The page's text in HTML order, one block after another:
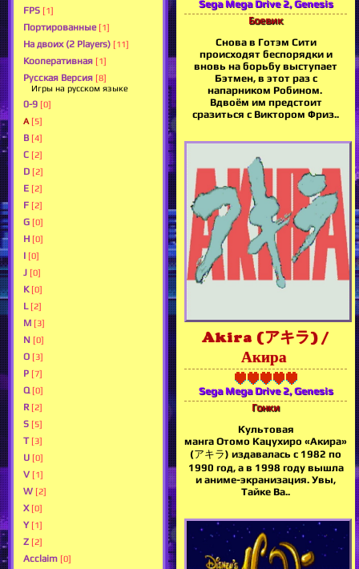
FPS [1]
Портированные [1]
На двоих (2 Players) [11]
Кооперативная [1]
Русская Версия [8]
Игры на русском языке
0-9 [0]
A [5]
B [4]
C [2]
D [2]
E [2]
F [2]
G [0]
H [0]
I [0]
J [0]
K [0]
L [2]
M [3]
N [0]
O [3]
P [7]
Q [0]
R [2]
S [5]
T [3]
U [0]
V [1]
W [2]
X [0]
Y [1]
Z [2]
Acclaim [0]
Sega Mega Drive 2, Genesis
Боевик
Снова в Готэм Сити
происходят беспорядки и
вновь на борьбу выступает
Бэтмен, в этот раз с
напарником Робином.
Вдвоём им предстоит
сразиться с Виктором Фриз..
Akira (アキラ) /
Акира
Sega Mega Drive 2, Genesis
Гонки
Культовая
манга Отомо Кацухиро «Акира»
(アキラ) издавалась с 1982 по
1990 год, а в 1998 году вышла
и аниме-экранизация. Увы,
Тайке Ва..